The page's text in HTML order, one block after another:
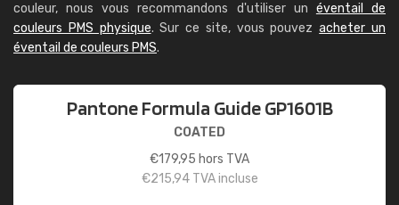
couleur, nous vous recommandons d'utiliser un éventail de
couleurs PMS physique. Sur ce site, vous pouvezacheter un
éventail de couleurs PMS.
Pantone Formula Guide GP1601B
COATED
€179,95 hors TVA
€215,94TVA incluse